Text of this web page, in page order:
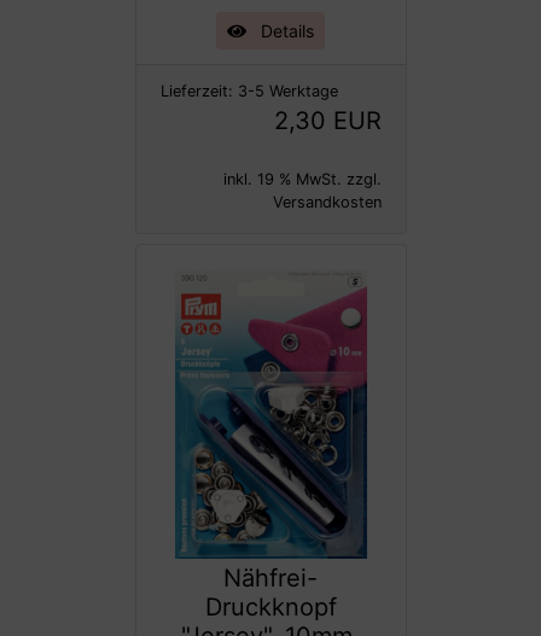
Details
Lieferzeit: 3-5 Werktage
2,30 EUR
inkl. 19 % MwSt. zzgl.
Versandkosten
Nähfrei-
Druckknopf